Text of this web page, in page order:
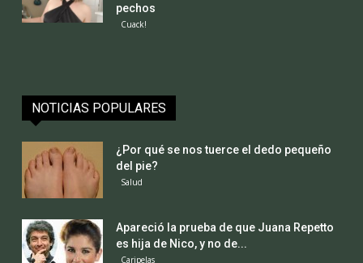
pechos
Cuack!
NOTICIAS POPULARES
¿Por qué se nos tuerce el dedo pequeño
del pie?
Salud
Apareció la prueba de que Juana Repetto
es hija de Nico, y no de...
Caripelas